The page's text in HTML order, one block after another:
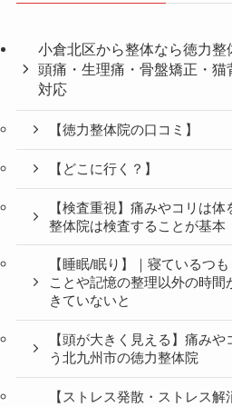
小倉北区から整体なら徳力整
頭痛・生理痛・骨盤矯正・
対応
【徳力整体院の口コミ】
【どこに行く？】
【検査重視】痛みやコリは
整体院は検査することが基本
【睡眠/眠り】｜寝ているつ
ことや記憶の整理以外の時
きていないと
【頭が大きく見える】痛み
う北九州市の徳力整体院
【ストレス発散・ストレス